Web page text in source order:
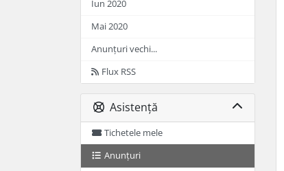
Iun 2020
Mai 2020
Anunțuri vechi...
Flux RSS
Asistență
Tichetele mele
Anunțuri